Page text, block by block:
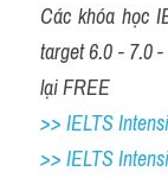
Các khóa học
target 6.0 - 7.0
lại FREE
>> IELTS
>> IELTS